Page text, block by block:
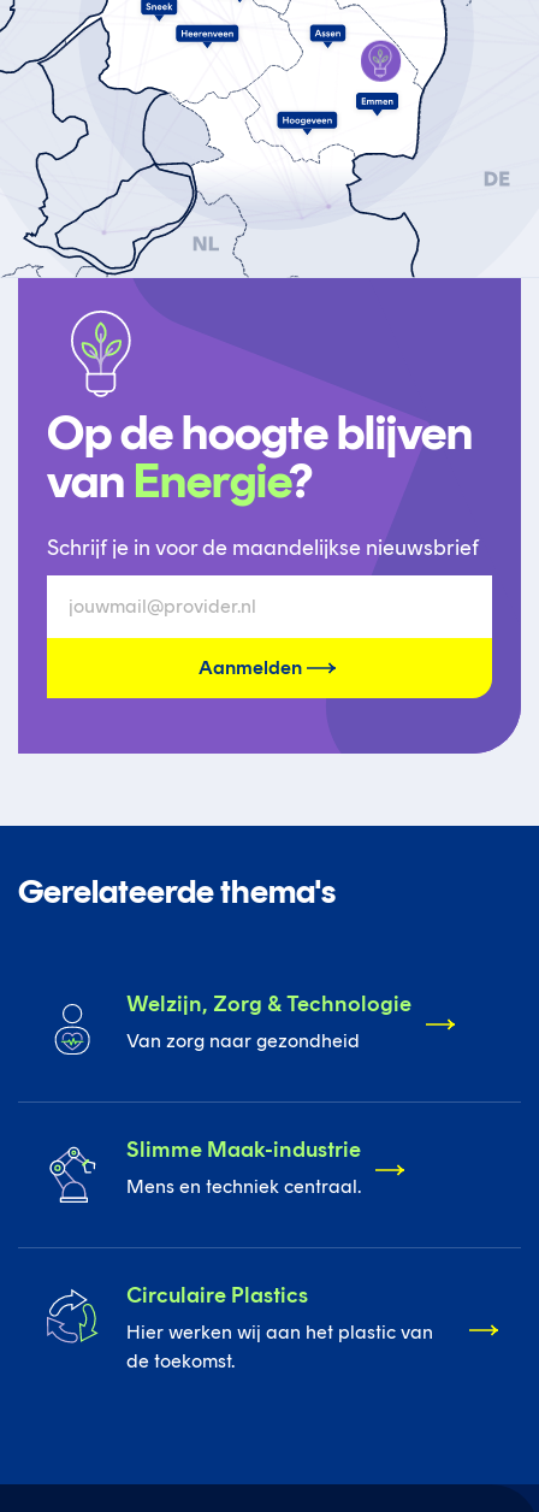
Energie
Op de hoogte blijven
van Energie?
Schrijf je in voor de maandelijkse nieuwsbrief
Aanmelden
Gerelateerde thema's
Welzijn, Zorg & Technologie
Van zorg naar gezondheid
Slimme Maak-industrie
Mens en techniek centraal.
Circulaire Plastics
Hier werken wij aan het plastic van
de toekomst.